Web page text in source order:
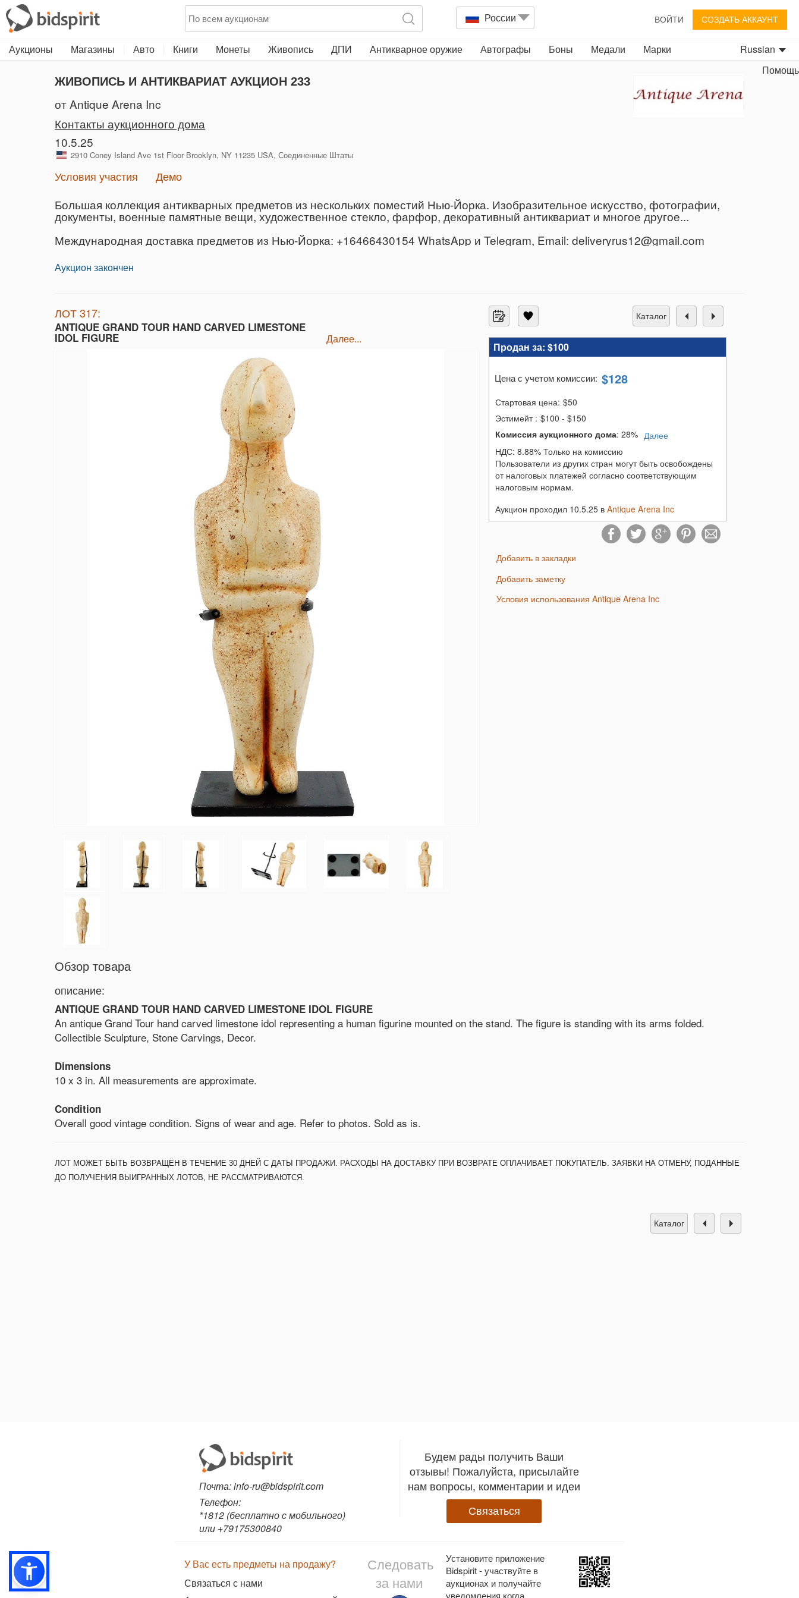
России ВОЙТИ СОЗДАТЬ АККАУНТ
Аукционы Магазины Авто Книги Монеты Живопись ДПИ Антикварное оружие Автографы Боны Медали Марки
Russian
Помощь
ЖИВОПИСЬ И АНТИКВАРИАТ АУКЦИОН 233
от Antique Arena Inc
Контакты аукционного дома
10.5.25
2910 Coney Island Ave 1st Floor Brooklyn, NY 11235 USA, Соединенные Штаты
Условия участия Демо
Большая коллекция антикварных предметов из нескольких поместий Нью-Йорка. Изобразительное искусство, фотографии,
документы, военные памятные вещи, художественное стекло, фарфор, декоративный антиквариат и многое другое...
Международная доставка предметов из Нью-Йорка: +16466430154 WhatsApp и Telegram, Email: deliveryrus12@gmail.com
Аукцион закончен
ЛОТ 317:
ANTIQUE GRAND TOUR HAND CARVED LIMESTONE
IDOL FIGURE далее...
каталог
Продан за: $100
Цена с учетом комиссии: $128
Стартовая цена: $50
Эстимейт : $100 - $150
Комиссия аукционного дома: 28%
Далее
НДС: 8.88% Только на комиссию
Пользователи из других стран могут быть освобождены
от налоговых платежей согласно соответствующим
налоговым нормам.
Аукцион проходил 10.5.25 в Antique Arena Inc
Добавить в закладки
Добавить заметку
Условия использования Antique Arena Inc
Обзор товара
описание:
ANTIQUE GRAND TOUR HAND CARVED LIMESTONE IDOL FIGURE
An antique Grand Tour hand carved limestone idol representing a human figurine mounted on the stand. The figure is standing with its arms folded.
Collectible Sculpture, Stone Carvings, Decor.
Dimensions
10 x 3 in. All measurements are approximate.
Condition
Overall good vintage condition. Signs of wear and age. Refer to photos. Sold as is.
ЛОТ МОЖЕТ БЫТЬ ВОЗВРАЩЁН В ТЕЧЕНИЕ 30 ДНЕЙ С ДАТЫ ПРОДАЖИ. РАСХОДЫ НА ДОСТАВКУ ПРИ ВОЗВРАТЕ ОПЛАЧИВАЕТ ПОКУПАТЕЛЬ. ЗАЯВКИ НА ОТМЕНУ, ПОДАННЫЕ
ДО ПОЛУЧЕНИЯ ВЫИГРАННЫХ ЛОТОВ, НЕ РАССМАТРИВАЮТСЯ.
каталог
Почта:info-ru@bidspirit.com
Телефон:
*1812 (бесплатно с мобильного)
или +79175300840
Будем рады получить Ваши
отзывы! Пожалуйста, присылайте
нам вопросы, комментарии и идеи
Связаться
У Вас есть предметы на продажу?
Связаться с нами
Следовать
за нами
Установите приложение
Bidspirit - участвуйте в
аукционах и получайте
уведомления когда